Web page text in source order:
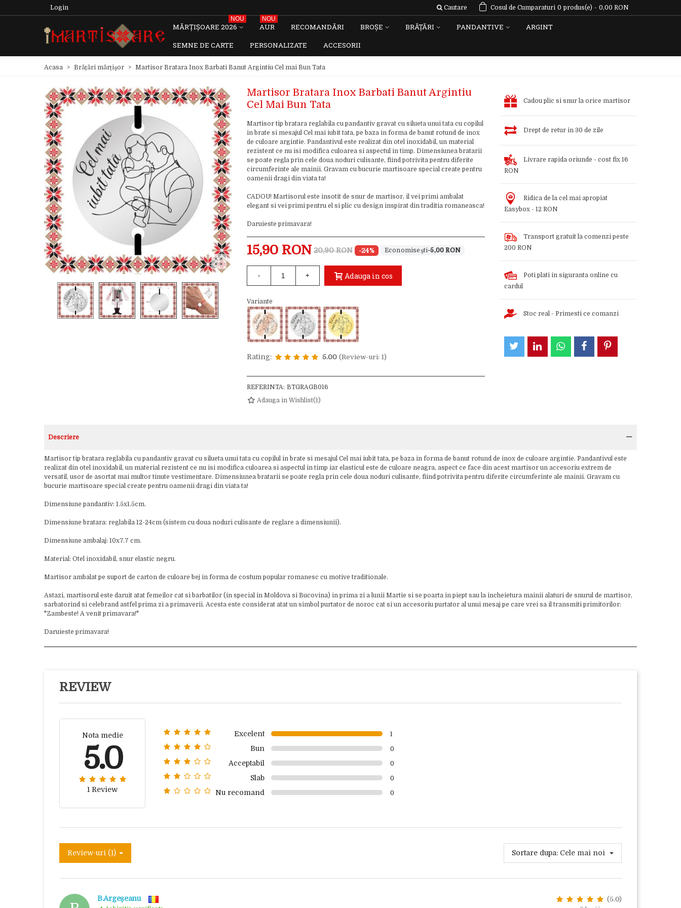
Login Cautare Cosul de Cumparaturi 0 produs(e) - 0,00 RON
MĂRȚIȘOARE 2026
NOU
AUR
NOU
RECOMANDĂRI BROȘE BRĂȚĂRI PANDANTIVE
ARGINT
SEMNE DE CARTE
PERSONALIZATE ACCESORII
Acasa > Brățări mărțișor > Martisor Bratara Inox Barbati Banut Argintiu Cel mai Bun Tata
Martisor Bratara Inox Barbati Banut Argintiu
Cel Mai Bun Tata
Martisor tip bratara reglabila cu pandantiv gravat cu silueta unui tata cu copilul
in brate si mesajul Cel mai iubit tata, pe baza in forma de banut rotund de inox
de culoare argintie. Pandantivul este realizat din otel inoxidabil, un material
rezistent ce nu isi modifica culoarea si aspectul in timp. Dimensiunea bratarii
se poate regla prin cele doua noduri culisante, fiind potrivita pentru diferite
circumferinte ale mainii. Gravam cu bucurie martisoare special create pentru
oamenii dragi din viata ta!
CADOU! Martisorul este insotit de snur de martisor, il vei primi ambalat
elegant si vei primi pentru el si plic cu design inspirat din traditia romaneasca!
Daruieste primavara!
15,90 RON 20,90 RON -24% -5,00 RON
- + Adauga in cos
Variante
Rating: 5.00 (Review-uri: 1)
REFERINTA: BTGRAGB016
Adauga in Wishlist(1)
Cadou plic si snur la orice martisor
Drept de retur in 30 de zile
Livrare rapida oriunde - cost fix 16
RON
Ridica de la cel mai apropiat
Easybox - 12 RON
Transport gratuit la comenzi peste
200 RON
Poti plati in siguranta online cu
cardul
Stoc real - Primesti ce comanzi
Descriere
Martisor tip bratara reglabila cu pandantiv gravat cu silueta unui tata cu copilul in brate si mesajul Cel mai iubit tata, pe baza in forma de banut rotund de inox de culoare argintie. Pandantivul este
realizat din otel inoxidabil, un material rezistent ce nu isi modifica culoarea si aspectul in timp iar elasticul este de culoare neagra, aspect ce face din acest martisor un accesoriu extrem de
versatil, usor de asortat mai multor tinute vestimentare. Dimensiunea bratarii se poate regla prin cele doua noduri culisante, fiind potrivita pentru diferite circumferinte ale mainii. Gravam cu
bucurie martisoare special create pentru oamenii dragi din viata ta!
Dimensiune pandantiv: 1.5x1.5cm.
Dimensiune bratara: reglabila 12-24cm (sistem cu doua noduri culisante de reglare a dimensiunii).
Dimensiune ambalaj: 10x7.7 cm.
Material: Otel inoxidabil, snur elastic negru.
Martisor ambalat pe suport de carton de culoare bej in forma de costum popular romanesc cu motive traditionale.
Astazi, martisorul este daruit atat femeilor cat si barbatilor (in special in Moldova si Bucovina) in prima zi a lunii Martie si se poarta in piept sau la incheietura mainii alaturi de snurul de martisor,
sarbatorind si celebrand astfel prima zi a primaverii. Acesta este considerat atat un simbol purtator de noroc cat si un accesoriu purtator al unui mesaj pe care vrei sa il transmiti primitorilor:
"Zambeste! A venit primavara!"
Daruieste primavara!
REVIEW
Nota medie
5.0
1 Review
Excelent 1
Bun 0
Acceptabil 0
Slab 0
Nu recomand 0
Review-uri (1) Sortare dupa: Cele mai noi
B.Argeșeanu
(5.0)